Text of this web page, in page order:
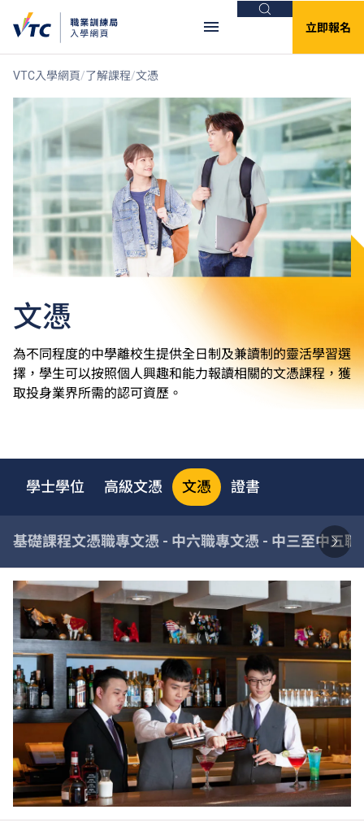
搜尋
立即報名
VTC入學網頁 了解課程 文憑
文憑
為不同程度的中學離校生提供全日制及兼讀制的靈活學習選
擇，學生可以按照個人興趣和能力報讀相關的文憑課程，獲
取投身業界所需的認可資歷。
學士學位 高級文憑 文憑 證書
基礎課程文憑職專文憑 - 中六職專文憑 - 中三至中五職